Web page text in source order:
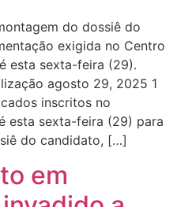
do dossiê do
exigida no Centro
esta sexta-feira (29).
agosto 29, 2025 1
inscritos no
esta sexta-feira (29) para
do candidato, […]
em